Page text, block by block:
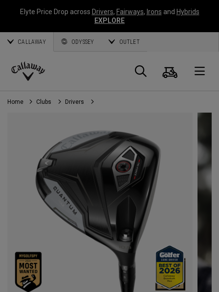
Elyte Price Drop across Drivers, Fairways, Irons and Hybrids
EXPLORE
CALLAWAY ODYSSEY OUTLET
Callaway
Golf
Panier
Home Clubs Drivers